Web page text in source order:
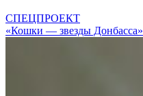
СПЕЦПРОЕКТ
«Кошки — звезды Донбасса»